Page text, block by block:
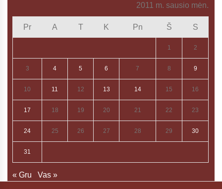
2011 m. sausio mėn.
Pr A T K Pn Š S
1 2
3 4 5 6 7 8 9
10 11 12 13 14 15 16
17 18 19 20 21 22 23
24 25 26 27 28 29 30
31
« Gru Vas »